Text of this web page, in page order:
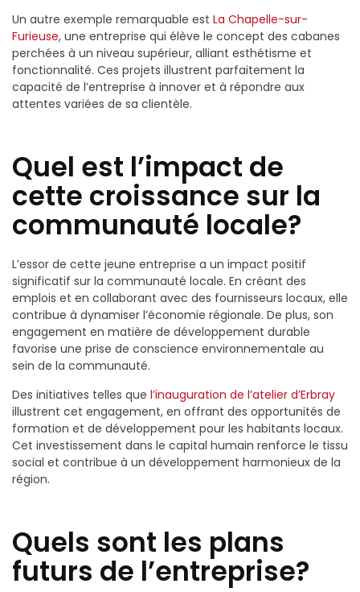
Un autre exemple remarquable est La Chapelle-sur-
Furieuse, une entreprise qui élève le concept des cabanes
perchées à un niveau supérieur, alliant esthétisme et
fonctionnalité. Ces projets illustrent parfaitement la
capacité de l’entreprise à innover et à répondre aux
attentes variées de sa clientèle.
Quel est l’impact de
cette croissance sur la
communauté locale?
L’essor de cette jeune entreprise a un impact positif
significatif sur la communauté locale. En créant des
emplois et en collaborant avec des fournisseurs locaux, elle
contribue à dynamiser l’économie régionale. De plus, son
engagement en matière de développement durable
favorise une prise de conscience environnementale au
sein de la communauté.
Des initiatives telles que l’inauguration de l’atelier d’Erbray
illustrent cet engagement, en offrant des opportunités de
formation et de développement pour les habitants locaux.
Cet investissement dans le capital humain renforce le tissu
social et contribue à un développement harmonieux de la
région.
Quels sont les plans
futurs de l’entreprise?